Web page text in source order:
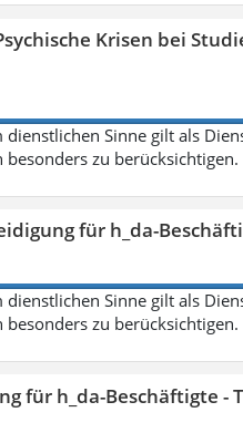
Krisen bei
Sinne gilt als
zu berücksichtigen.
für h_da-
Sinne gilt als
zu berücksichtigen.
für h_da-Beschäftigte -